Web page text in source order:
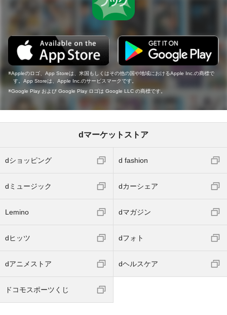
Appleのロゴ、App Storeは、米国もしくはその他の国や地域におけるApple Inc.の商標で
す。App Storeは、Apple Inc.のサービスマークです。
Google Play および Google Play ロゴは Google LLC の商標です。
dマーケットストア
dショッピング d fashion
dミュージック dカーシェア
Lemino dマガジン
dヒッツ dフォト
dアニメストア dヘルスケア
ドコモスポーツくじ